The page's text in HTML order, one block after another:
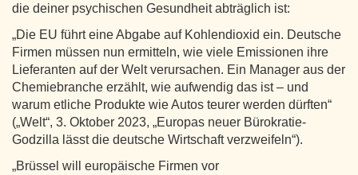
die deiner psychischen Gesundheit abträglich ist:
„Die EU führt eine Abgabe auf Kohlendioxid ein. Deutsche
Firmen müssen nun ermitteln, wie viele Emissionen ihre
Lieferanten auf der Welt verursachen. Ein Manager aus der
Chemiebranche erzählt, wie aufwendig das ist – und
warum etliche Produkte wie Autos teurer werden dürften“
(„Welt“, 3. Oktober 2023, „Europas neuer Bürokratie-
Godzilla lässt die deutsche Wirtschaft verzweifeln“).
„Brüssel will europäische Firmen vor